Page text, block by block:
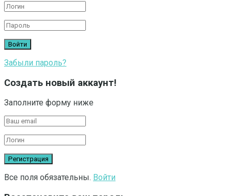
Забыли пароль?
Создать новый аккаунт!
Заполните форму ниже
Все поля обязательны. Войти